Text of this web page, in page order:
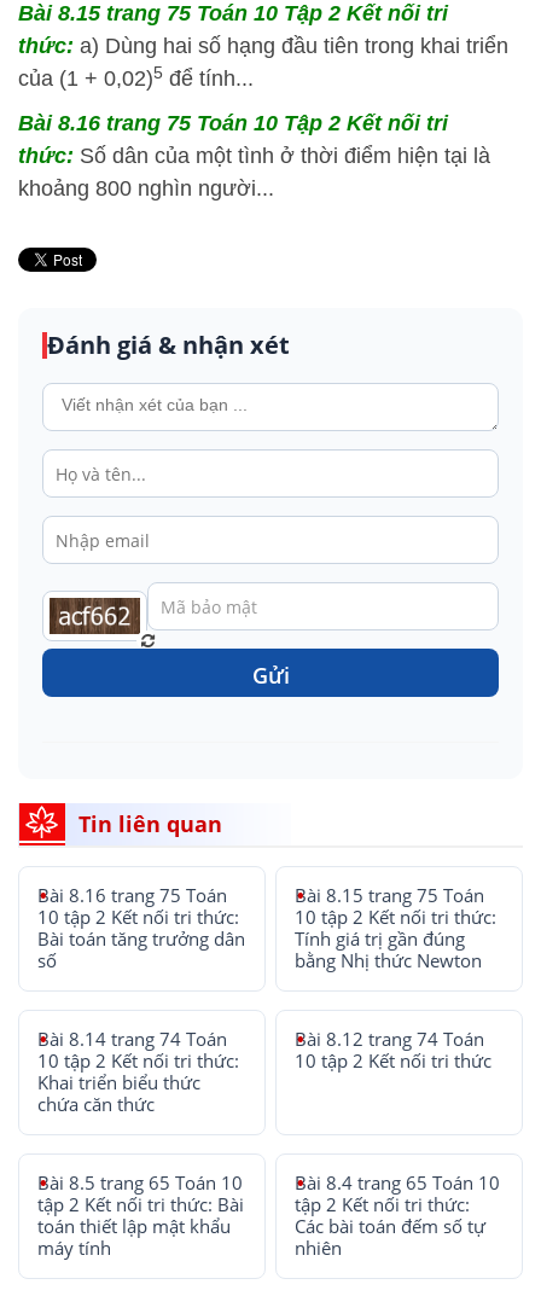
Bài 8.15 trang 75 Toán 10 Tập 2 Kết nối tri
thức: a) Dùng hai số hạng đầu tiên trong khai triển
của (1 + 0,02)5 để tính...
Bài 8.16 trang 75 Toán 10 Tập 2 Kết nối tri
thức: Số dân của một tình ở thời điểm hiện tại là
khoảng 800 nghìn người...
Đánh giá & nhận xét
Gửi
Tin liên quan
Bài 8.16 trang 75 Toán
10 tập 2 Kết nối tri thức:
Bài toán tăng trưởng dân
số
Bài 8.15 trang 75 Toán
10 tập 2 Kết nối tri thức:
Tính giá trị gần đúng
bằng Nhị thức Newton
Bài 8.14 trang 74 Toán
10 tập 2 Kết nối tri thức:
Khai triển biểu thức
chứa căn thức
Bài 8.12 trang 74 Toán
10 tập 2 Kết nối tri thức
Bài 8.5 trang 65 Toán 10
tập 2 Kết nối tri thức: Bài
toán thiết lập mật khẩu
máy tính
Bài 8.4 trang 65 Toán 10
tập 2 Kết nối tri thức:
Các bài toán đếm số tự
nhiên